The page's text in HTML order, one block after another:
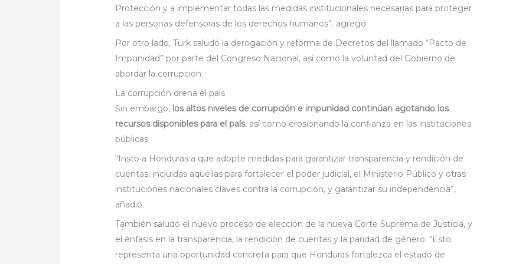
Protección y a implementar todas las medidas institucionales necesarias para proteger
a las personas defensoras de los derechos humanos”. agregó.
Por otro lado, Türk saludó la derogación y reforma de Decretos del llamado “Pacto de
Impunidad” por parte del Congreso Nacional, así como la voluntad del Gobierno de
abordar la corrupción.
La corrupción drena el país
Sin embargo, los altos niveles de corrupción e impunidad continúan agotando los
recursos disponibles para el país, así como erosionando la confianza en las instituciones
públicas.
“Insto a Honduras a que adopte medidas para garantizar transparencia y rendición de
cuentas, incluidas aquellas para fortalecer el poder judicial, el Ministerio Público y otras
instituciones nacionales claves contra la corrupción, y garantizar su independencia”,
añadió.
También saludó el nuevo proceso de elección de la nueva Corte Suprema de Justicia, y
el énfasis en la transparencia, la rendición de cuentas y la paridad de género: “Esto
representa una oportunidad concreta para que Honduras fortalezca el estado de